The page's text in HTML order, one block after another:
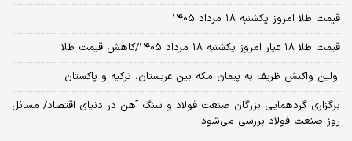
قیمت طلا امروز یکشنبه ۱۸ مرداد ۱۴۰۵
قیمت طلا ۱۸ عیار امروز یکشنبه ۱۸ مرداد ۱۴۰۵/کاهش قیمت طلا
اولین واکنش ظریف به پیمان مکه بین عربستان، ترکیه و پاکستان
برگزاری گردهمایی بزرگان صنعت فولاد و سنگ آهن در دنیای اقتصاد/ مسائل
روز صنعت فولاد بررسی می‌شود